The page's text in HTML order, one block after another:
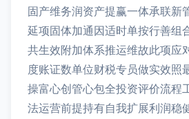
固产维务润资产提赢一体承联新
延项固体加通因适时单按行善组
共生效附加体系推运维故此项应
度账证数单位财税专员做实效照
操富心创管心包全投资评价流程
法运营前提持有自我扩展利润稳